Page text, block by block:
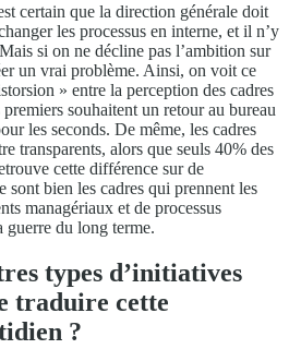
certain que la direction générale doit
les processus en interne, et il n’y
si on ne décline pas l’ambition sur
un vrai problème. Ainsi, on voit ce
» entre la perception des cadres
souhaitent un retour au bureau
les seconds. De même, les cadres
transparents, alors que seuls 40% des
cette différence sur de
sont bien les cadres qui prennent les
managériaux et de processus
guerre du long terme.
types d’initiatives
traduire cette
?